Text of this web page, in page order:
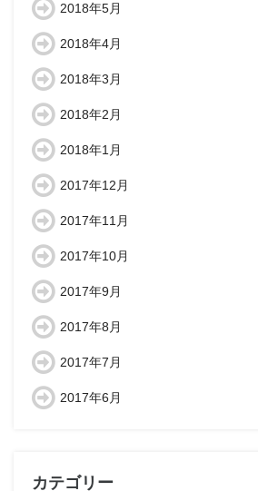
2018年5月
2018年4月
2018年3月
2018年2月
2018年1月
2017年12月
2017年11月
2017年10月
2017年9月
2017年8月
2017年7月
2017年6月
カテゴリー